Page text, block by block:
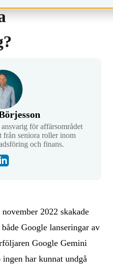
för affärsområdet
seniora roller inom
och finans.
2022 skakade
Google lanseringar av
Google Gemini
har kunnat undgå